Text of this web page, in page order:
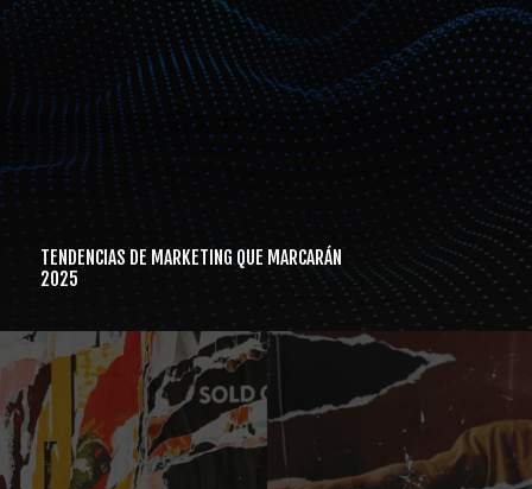
TENDENCIAS DE MARKETING QUE MARCARÁN
2025